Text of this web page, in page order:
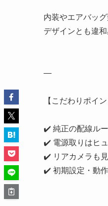
内装やエアバッ
デザインとも違
—
【こだわりポイン
✔️ 純正の配線ル
✔️ 電源取りはヒ
✔️ リアカメラも
✔️ 初期設定・動